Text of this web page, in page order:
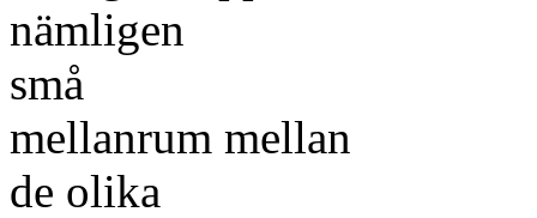
nämligen
små
mellanrum mellan
de olika